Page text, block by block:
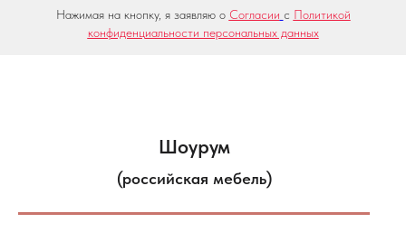
Нажимая на кнопку, я заявляю о Согласии с Политикой
конфиденциальности персональных данных
Шоурум
(российская мебель)